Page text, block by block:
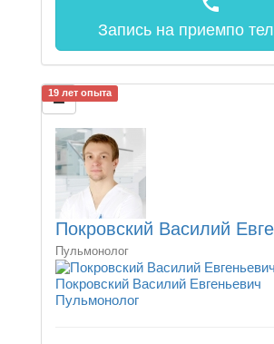
Запись на приемпо
19 лет опыта
Покровский Василий
Пульмонолог
Покровский Василий Евгеньевич
Пульмонолог